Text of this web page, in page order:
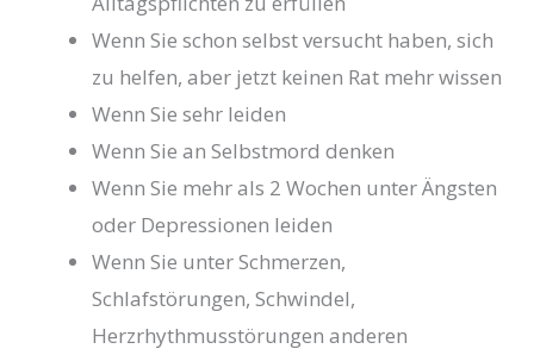
Wenn Sie schon selbst versucht haben, sich
zu helfen, aber jetzt keinen Rat mehr wissen
Wenn Sie sehr leiden
Wenn Sie an Selbstmord denken
Wenn Sie mehr als 2 Wochen unter Ängsten
oder Depressionen leiden
Wenn Sie unter Schmerzen,
Schlafstörungen, Schwindel,
Herzrhythmusstörungen anderen